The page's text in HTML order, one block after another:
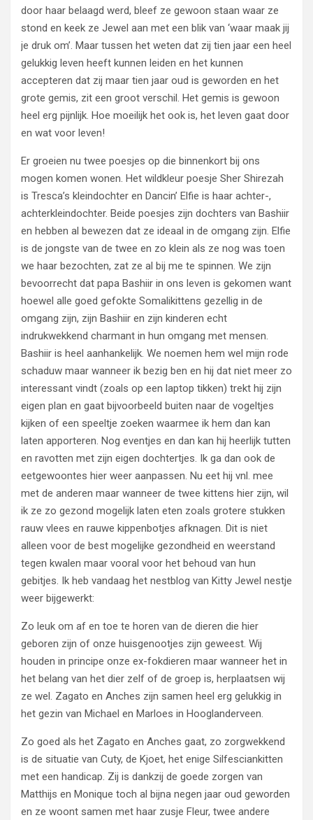
door haar belaagd werd, bleef ze gewoon staan waar ze
stond en keek ze Jewel aan met een blik van ‘waar maak jij
je druk om’. Maar tussen het weten dat zij tien jaar een heel
gelukkig leven heeft kunnen leiden en het kunnen
accepteren dat zij maar tien jaar oud is geworden en het
grote gemis, zit een groot verschil. Het gemis is gewoon
heel erg pijnlijk. Hoe moeilijk het ook is, het leven gaat door
en wat voor leven!
Er groeien nu twee poesjes op die binnenkort bij ons
mogen komen wonen. Het wildkleur poesje Sher Shirezah
is Tresca’s kleindochter en Dancin’ Elfie is haar achter-,
achterkleindochter. Beide poesjes zijn dochters van Bashiir
en hebben al bewezen dat ze ideaal in de omgang zijn. Elfie
is de jongste van de twee en zo klein als ze nog was toen
we haar bezochten, zat ze al bij me te spinnen. We zijn
bevoorrecht dat papa Bashiir in ons leven is gekomen want
hoewel alle goed gefokte Somalikittens gezellig in de
omgang zijn, zijn Bashiir en zijn kinderen echt
indrukwekkend charmant in hun omgang met mensen.
Bashiir is heel aanhankelijk. We noemen hem wel mijn rode
schaduw maar wanneer ik bezig ben en hij dat niet meer zo
interessant vindt (zoals op een laptop tikken) trekt hij zijn
eigen plan en gaat bijvoorbeeld buiten naar de vogeltjes
kijken of een speeltje zoeken waarmee ik hem dan kan
laten apporteren. Nog eventjes en dan kan hij heerlijk tutten
en ravotten met zijn eigen dochtertjes. Ik ga dan ook de
eetgewoontes hier weer aanpassen. Nu eet hij vnl. mee
met de anderen maar wanneer de twee kittens hier zijn, wil
ik ze zo gezond mogelijk laten eten zoals grotere stukken
rauw vlees en rauwe kippenbotjes afknagen. Dit is niet
alleen voor de best mogelijke gezondheid en weerstand
tegen kwalen maar vooral voor het behoud van hun
gebitjes. Ik heb vandaag het nestblog van Kitty Jewel nestje
weer bijgewerkt:
Zo leuk om af en toe te horen van de dieren die hier
geboren zijn of onze huisgenootjes zijn geweest. Wij
houden in principe onze ex-fokdieren maar wanneer het in
het belang van het dier zelf of de groep is, herplaatsen wij
ze wel. Zagato en Anches zijn samen heel erg gelukkig in
het gezin van Michael en Marloes in Hooglanderveen.
Zo goed als het Zagato en Anches gaat, zo zorgwekkend
is de situatie van Cuty, de Kjoet, het enige Silfesciankitten
met een handicap. Zij is dankzij de goede zorgen van
Matthijs en Monique toch al bijna negen jaar oud geworden
en ze woont samen met haar zusje Fleur, twee andere